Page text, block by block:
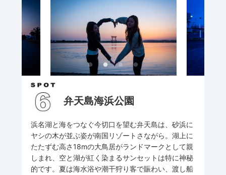
弁天島海浜公園
浜名湖と海をつなぐ今切口を望む弁天島は、砂浜に
ヤシの木が並ぶ姿が南国リゾートさながら。湖上に
たたずむ高さ18mの大鳥居がランドマークとして親
しまれ、空と湖が紅く染まるサンセットは特に神秘
的です。夏は海水浴や潮干狩り客で賑わい、渡し船